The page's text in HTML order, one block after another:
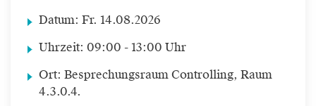
Datum: Fr. 14.08.2026
Uhrzeit: 09:00 - 13:00 Uhr
Ort: Besprechungsraum Controlling, Raum
4.3.0.4.